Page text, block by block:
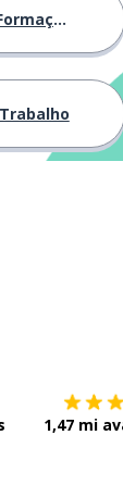
Trabalho
1,47 mi